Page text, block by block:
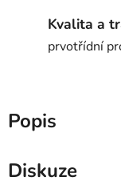
Kvalita a
prvotřídní
Popis
Diskuze